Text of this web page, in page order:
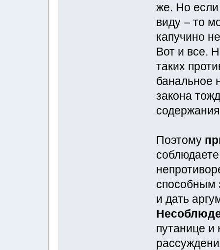
же. Но если
виду – то
капучино
Вот и все.
таких
банальное
закона
Поэтому
способным
и дать
путанице и